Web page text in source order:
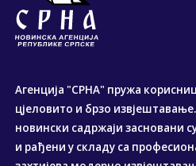
Агенција "СРНА" пружа
цјеловито и брзо
новински садржаји засновани
и рађени у складу са